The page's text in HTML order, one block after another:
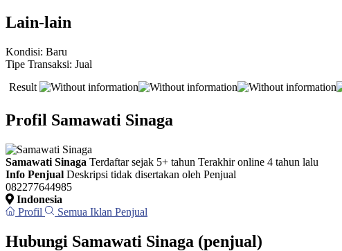
Lain-lain
Kondisi: Baru
Tipe Transaksi: Jual
Result
Profil Samawati Sinaga
Samawati Sinaga Terdaftar sejak 5+ tahun Terakhir online 4 tahun lalu
Info Penjual Deskripsi tidak disertakan oleh Penjual
082277644985
Indonesia
Profil
Semua Iklan Penjual
Hubungi Samawati Sinaga (penjual)